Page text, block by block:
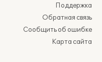
Поддержка
Обратная связь
Сообщить об ошибке
Карта сайта